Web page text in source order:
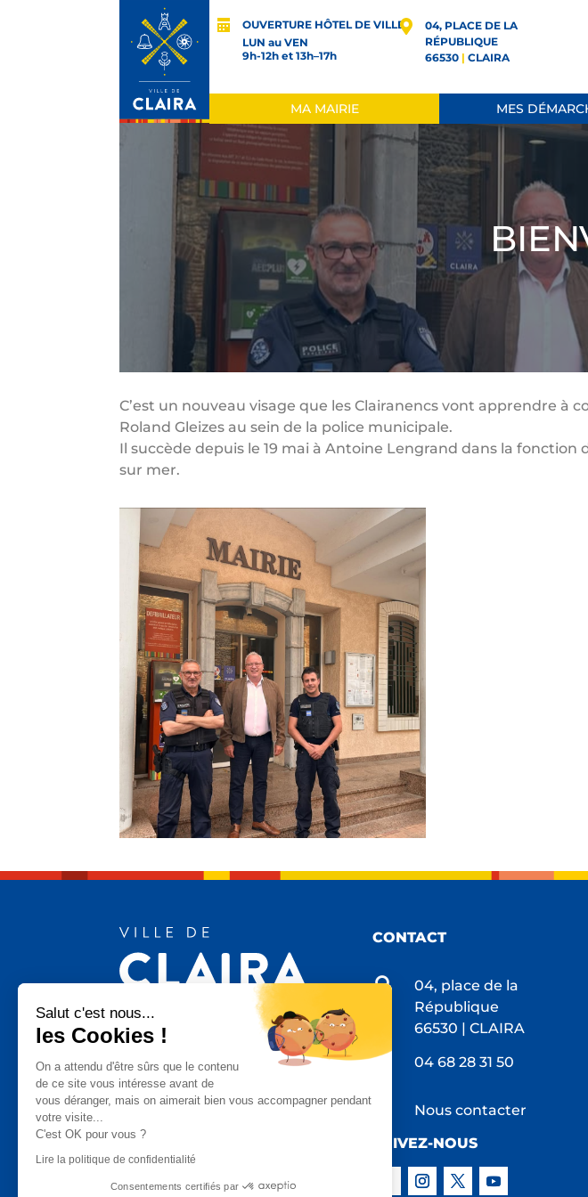
OUVERTURE HÔTEL DE VILLE
LUN au VEN
9h-12h et 13h–17h
04, PLACE DE LA
RÉPUBLIQUE
66530| CLAIRA
MA MAIRIE MES
C’est un nouveau visage que les Clairanencs vont apprendre
Roland Gleizes au sein de la police municipale.
Il succède depuis le 19 mai à Antoine Lengrand dans la
sur mer.
CONTACT

04, place de la
République
66530 | CLAIRA
 04 68 28 31 50
Nous contacter
SUIVEZ-NOUS
Salut c'est nous...
les Cookies !
On a attendu d'être sûrs que le contenu
de ce site vous intéresse avant de
vous déranger, mais on aimerait bien vous accompagner pendant
votre visite...
C'est OK pour vous ?
Lire la politique de confidentialité
Consentements certifiés par